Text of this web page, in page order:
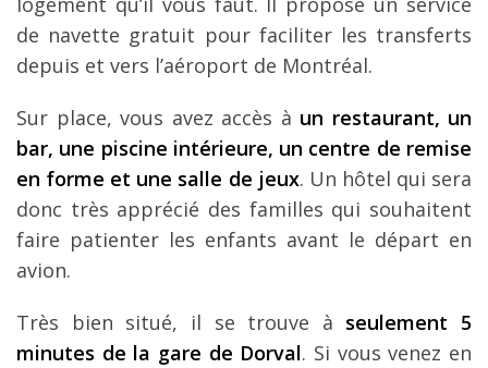
de navette gratuit pour faciliter les transferts
depuis et vers l’aéroport de Montréal.
Sur place, vous avez accès à un restaurant, un
bar, une piscine intérieure, un centre de remise
en forme et une salle de jeux. Un hôtel qui sera
donc très apprécié des familles qui souhaitent
faire patienter les enfants avant le départ en
avion.
Très bien situé, il se trouve à seulement 5
minutes de la gare de Dorval. Si vous venez en